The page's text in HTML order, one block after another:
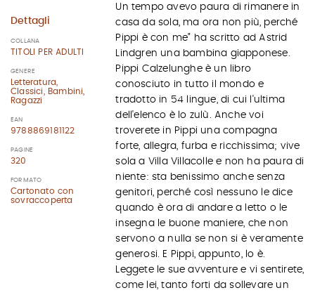
Dettagli
COLLANA
TITOLI PER ADULTI
GENERE
Letteratura,
Classici, Bambini,
Ragazzi
EAN
9788869181122
PAGINE
320
FORMATO
Cartonato con
sovraccoperta
Un tempo avevo paura di rimanere in
casa da sola, ma ora non più, perché
Pippi è con me” ha scritto ad Astrid
Lindgren una bambina giapponese.
Pippi Calzelunghe è un libro
conosciuto in tutto il mondo e
tradotto in 54 lingue, di cui l'ultima
dell'elenco è lo zulù. Anche voi
troverete in Pippi una compagna
forte, allegra, furba e ricchissima; vive
sola a Villa Villacolle e non ha paura di
niente: sta benissimo anche senza
genitori, perché così nessuno le dice
quando è ora di andare a letto o le
insegna le buone maniere, che non
servono a nulla se non si è veramente
generosi. E Pippi, appunto, lo è.
Leggete le sue avventure e vi sentirete,
come lei, tanto forti da sollevare un